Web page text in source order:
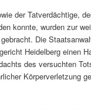
der Tatverdächtige,
konnte, wurden zur
Die
Heidelberg einen
des versuchten
Körperverletzung